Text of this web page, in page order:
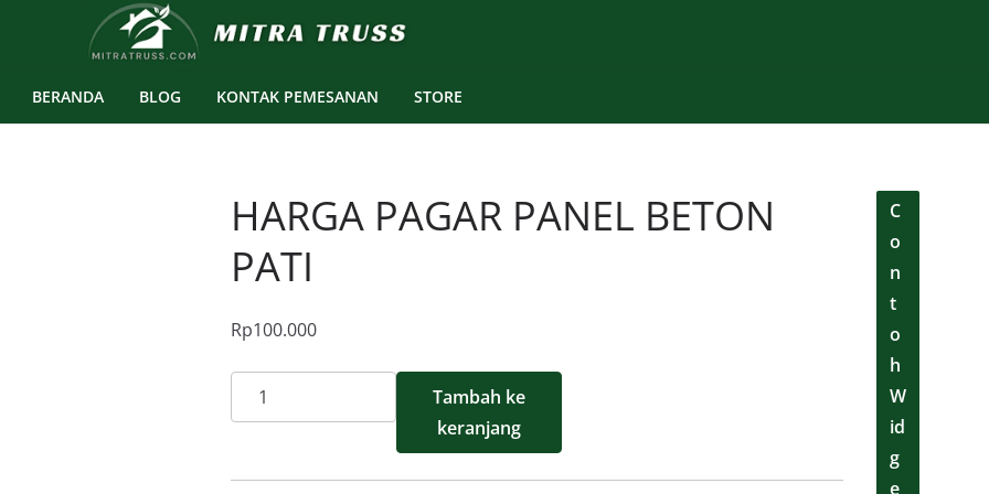
BERANDA BLOG KONTAK PEMESANAN STORE
HARGA PAGAR PANEL BETON
PATI
Rp100.000
Kuantitas
Harga
Panel
Tambah ke
keranjang
C
o
n
t
o
h
W
id
g
e